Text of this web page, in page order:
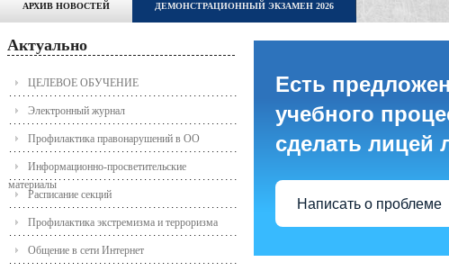
АРХИВ НОВОСТЕЙ ДЕМОНСТРАЦИОННЫЙ ЭКЗАМЕН 2026
Актуально
ЦЕЛЕВОЕ ОБУЧЕНИЕ
Электронный журнал
Профилактика правонарушений в ОО
Информационно-просветительские
материалы
Расписание секций
Профилактика экстремизма и терроризма
Общение в сети Интернет
Есть
учебного
сделать лицей
Написать о проблеме